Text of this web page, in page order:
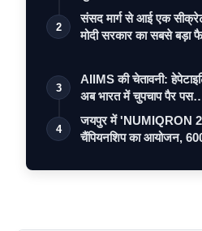
2
संसद मार्ग से आई एक
मोदी सरकार का सबसे
3
AIIMS की चेतावनी:
अब भारत में चुपचाप पैर
4
जयपुर में 'NUMIQRON
चैंपियनशिप का आयोजन,